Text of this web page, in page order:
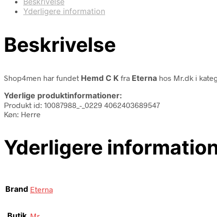
Yderligere information
Beskrivelse
Shop4men har fundet Hemd C K fra Eterna hos Mr.dk i
Yderlige produktinformationer:
Produkt id: 10087988_-_0229 4062403689547
Køn: Herre
Yderligere
Brand Eterna